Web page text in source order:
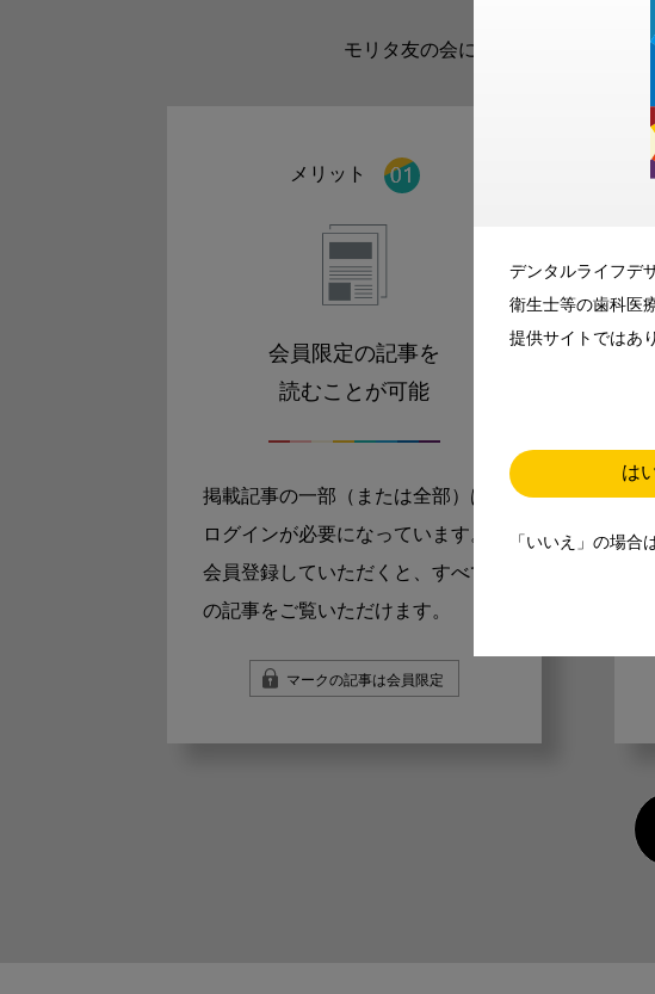
デンタルライフデ
衛生士等の歯科医
提供サイトではあ
は
「いいえ」の場合
モリタ友の会に登録いただくと、
メリット
会員限定の記事を
読むことが可能
掲載記事の一部（または全部）は
ログインが必要になっています。
会員登録していただくと、すべて
の記事をご覧いただけます。
マークの記事は会員限定